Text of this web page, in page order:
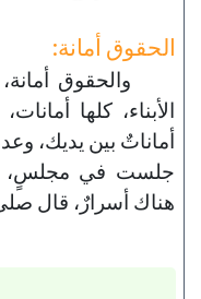
الحقوق أمانة:
والحقوق
الأبناء، كلها
أماناتٌ بين يديك،
جلست في مجلسٍ،
هناك أسرارٌ، قال